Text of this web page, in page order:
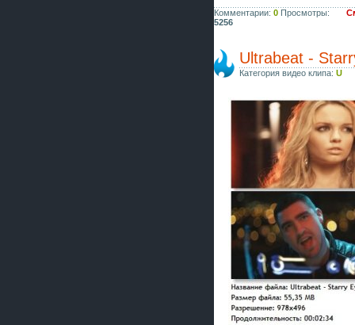
Комментарии: 0 Просмотры:
5256
Ultrabeat -
Категория видео клипа: U